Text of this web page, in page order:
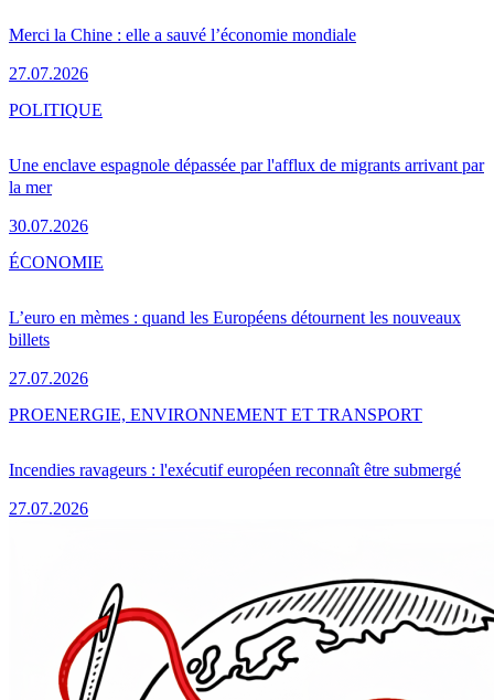
Merci la Chine : elle a sauvé l’économie mondiale
27.07.2026
Une enclave espagnole dépassée par l'afflux de migrants arrivant par
la mer
30.07.2026
POLITIQUE
L’euro en mèmes : quand les Européens détournent les nouveaux
billets
27.07.2026
ÉCONOMIE
Incendies ravageurs : l'exécutif européen reconnaît être submergé
27.07.2026
PROENERGIE, ENVIRONNEMENT ET TRANSPORT